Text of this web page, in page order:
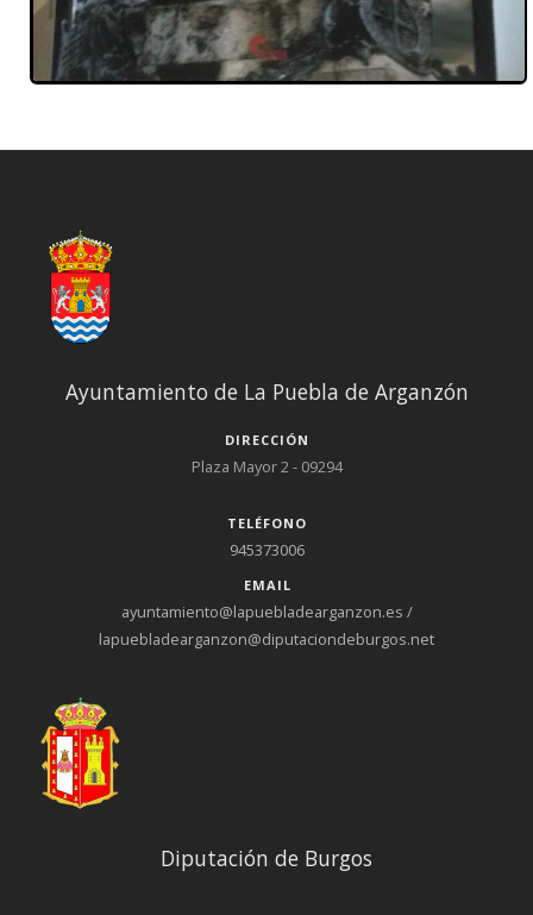
Ayuntamiento de La Puebla de Arganzón
DIRECCIÓN
Plaza Mayor 2 - 09294
TELÉFONO
945373006
EMAIL
ayuntamiento@lapuebladearganzon.es /
lapuebladearganzon@diputaciondeburgos.net
Diputación de Burgos